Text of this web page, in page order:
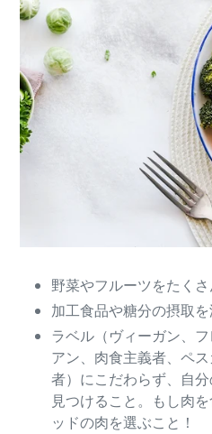
野菜やフルーツをたく
加工食品や糖分の摂取
ラベル（ヴィーガン、
アン、肉食主義者、ペ
者）にこだわらず、自
見つけること。もし肉
ッドの肉を選ぶこと！